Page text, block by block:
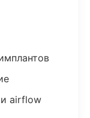
и airflow